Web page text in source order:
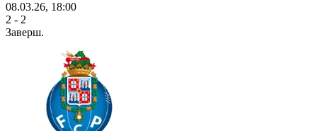
08.03.26, 18:00
2 - 2
Заверш.